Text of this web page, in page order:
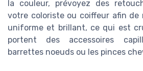
la couleur, prévoyez des
votre coloriste ou coiffeur afin de
uniforme et brillant, ce qui est
portent des accessoires
barrettes noeuds ou les pinces